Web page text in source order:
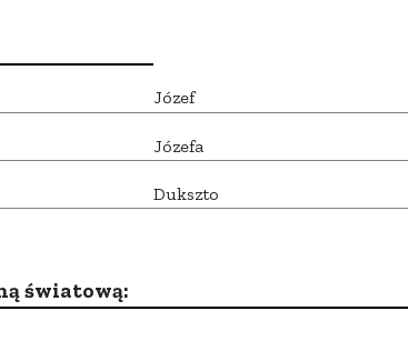
Józef
Józefa
Dukszto
światową: